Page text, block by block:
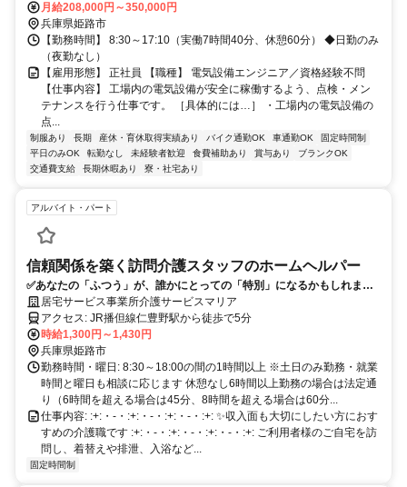
駅」より徒歩10分 ・播但線「砥堀駅」より車で7分 ・播但線「香呂
駅」より車で7分 〇マイカー通勤可（無料駐車場あり） 〇交通費支給
あり
月給208,000円～350,000円
兵庫県姫路市
【勤務時間】 8:30～17:10（実働7時間40分、休憩60分） ◆日勤のみ
（夜勤なし）
【雇用形態】 正社員 【職種】 電気設備エンジニア／資格経験不問
【仕事内容】 工場内の電気設備が安全に稼働するよう、点検・メン
テナンスを行う仕事です。 ［具体的には…］ ・工場内の電気設備の
点...
制服あり 長期 産休・育休取得実績あり バイク通勤OK 車通勤OK
固定時間制
平日のみOK
転勤なし 未経験者歓迎 食費補助あり 賞与あり
ブランクOK
交通費支給
長期休暇あり 寮・社宅あり
アルバイト・パート
信頼関係を築く訪問介護スタッフのホームヘルパー
✅あなたの「ふつう」が、誰かにとっての「特別」になるかもしれませ
ん。居宅サービス事業所介護サービスマリア
アクセス: JR播但線仁豊野駅から徒歩で5分
時給1,300円～1,430円
兵庫県姫路市
勤務時間・曜日: 8:30～18:00の間の1時間以上 ※土日のみ勤務・就業
時間と曜日も相談に応じます 休憩なし6時間以上勤務の場合は法定通
り（6時間を超える場合は45分、8時間を超える場合は60分...
仕事内容: :+:・-・:+:・-・:+:・-・:+: ✨収入面も大切にしたい方におす
すめの介護職です :+:・-・:+:・-・:+:・-・:+: ご利用者様のご自宅を訪
問し、着替えや排泄、入浴など...
固定時間制